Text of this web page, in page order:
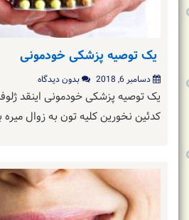
یک توصیه پزشکی خودمونی
دسامبر 6, 2018 بدون دیدگاه
یک توصیه پزشکی خودمونی اینقد
کدئین نخورین کلیه تون به زوال میره